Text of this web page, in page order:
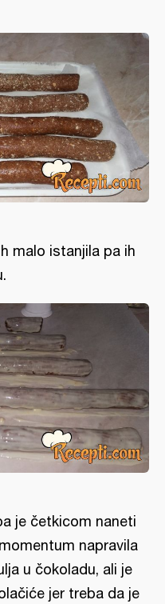
malo istanjila pa ih
je četkicom naneti
napravila
u čokoladu, ali je
jer treba da je